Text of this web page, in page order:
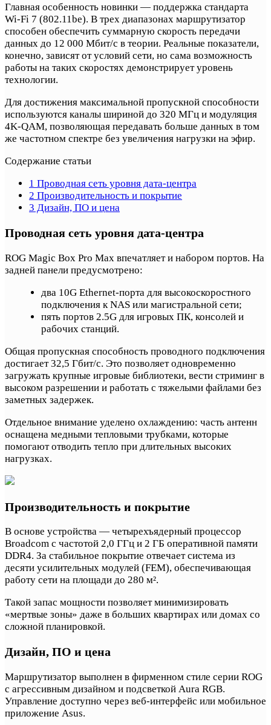
Главная особенность новинки — поддержка стандарта
Wi-Fi 7 (802.11be). В трех диапазонах маршрутизатор
способен обеспечить суммарную скорость передачи
данных до 12 000 Мбит/с в теории. Реальные показатели,
конечно, зависят от условий сети, но сама возможность
работы на таких скоростях демонстрирует уровень
технологии.
Для достижения максимальной пропускной способности
используются каналы шириной до 320 МГц и модуляция
4K-QAM, позволяющая передавать больше данных в том
же частотном спектре без увеличения нагрузки на эфир.
Содержание статьи
1 Проводная сеть уровня дата-центра
2 Производительность и покрытие
3 Дизайн, ПО и цена
Проводная сеть уровня дата-центра
ROG Magic Box Pro Max впечатляет и набором портов. На
задней панели предусмотрено:
два 10G Ethernet-порта для высокоскоростного
подключения к NAS или магистральной сети;
пять портов 2.5G для игровых ПК, консолей и
рабочих станций.
Общая пропускная способность проводного подключения
достигает 32,5 Гбит/с. Это позволяет одновременно
загружать крупные игровые библиотеки, вести стриминг в
высоком разрешении и работать с тяжелыми файлами без
заметных задержек.
Отдельное внимание уделено охлаждению: часть антенн
оснащена медными тепловыми трубками, которые
помогают отводить тепло при длительных высоких
нагрузках.
Производительность и покрытие
В основе устройства — четырехъядерный процессор
Broadcom с частотой 2,0 ГГц и 2 ГБ оперативной памяти
DDR4. За стабильное покрытие отвечает система из
десяти усилительных модулей (FEM), обеспечивающая
работу сети на площади до 280 м².
Такой запас мощности позволяет минимизировать
«мертвые зоны» даже в больших квартирах или домах со
сложной планировкой.
Дизайн, ПО и цена
Маршрутизатор выполнен в фирменном стиле серии ROG
с агрессивным дизайном и подсветкой Aura RGB.
Управление доступно через веб-интерфейс или мобильное
приложение Asus.